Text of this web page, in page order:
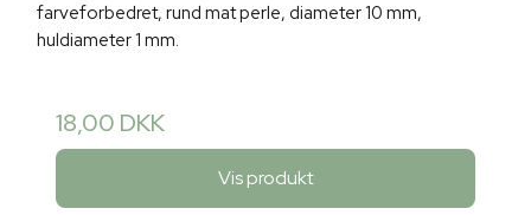
farveforbedret, rund mat perle, diameter 10 mm,
huldiameter 1 mm.
18,00 DKK
Vis produkt